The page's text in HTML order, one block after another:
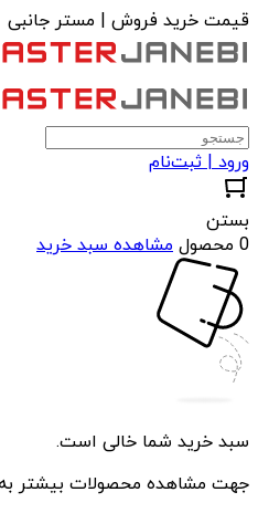
قیمت خرید فروش | مستر جانبی
ورود | ثبت‌نام
بستن
0 محصول
مشاهده سبد خرید
سبد خرید شما خالی است.
جهت مشاهده محصولات بیشتر به